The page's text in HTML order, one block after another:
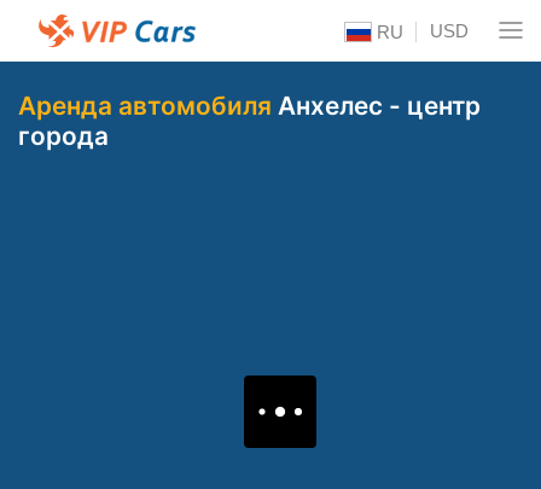
RU USD
Аренда автомобиля Анхелес - центр
города